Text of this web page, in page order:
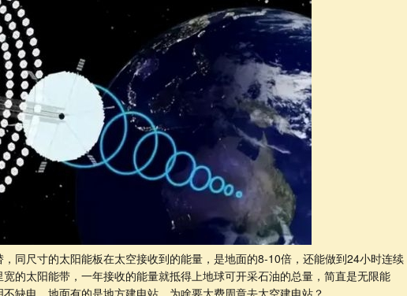
同尺寸的太阳能板在太空接收到的能量，是地面的8-10倍，还能做到24小时连续
的太阳能带，一年接收的能量就抵得上地球可开采石油的总量，简直是无限能